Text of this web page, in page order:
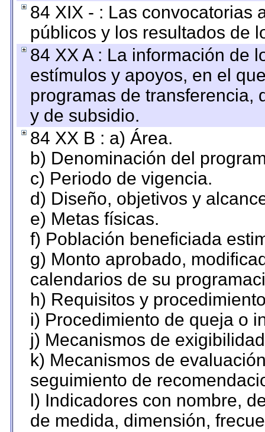
84 XIX - : Las convocatorias
públicos y los resultados de
84 XX A : La información de
estímulos y apoyos, en el
programas de transferencia,
y de subsidio.
84 XX B : a) Área.
b) Denominación del
c) Periodo de vigencia.
d) Diseño, objetivos y
e) Metas físicas.
f) Población beneficiada
g) Monto aprobado,
calendarios de su
h) Requisitos y
i) Procedimiento de queja o
j) Mecanismos de
k) Mecanismos de
seguimiento de
l) Indicadores con nombre,
de medida, dimensión,